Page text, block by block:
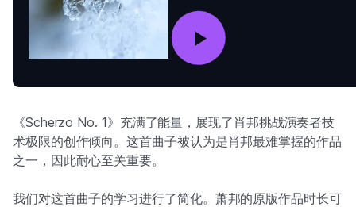
《Scherzo No. 1》充满了能量，展现了肖邦挑战演奏者技
术极限的创作倾向。这首曲子被认为是肖邦最难掌握的作品
之一，因此耐心至关重要。
我们对这首曲子的学习进行了简化。萧邦的原版作品时长可